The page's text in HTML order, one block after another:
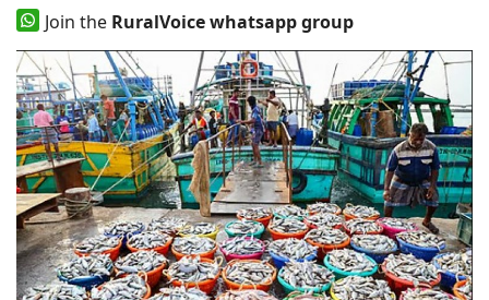
Agritech
Cooperatives
International
Rural Dialogue
Ground Report
Rural Connect
Join the RuralVoice whatsapp group